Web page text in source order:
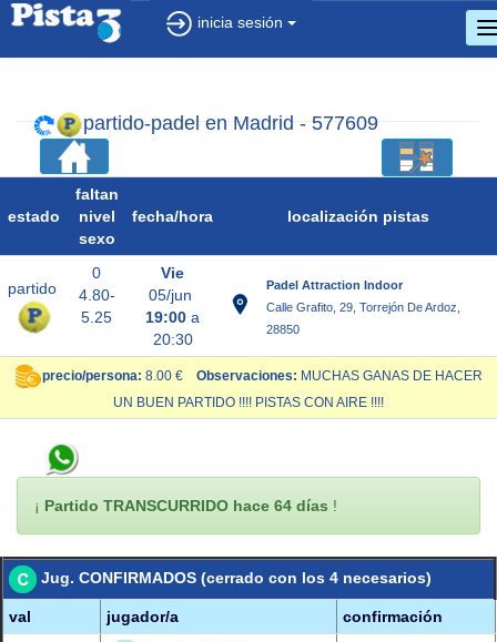
inicia sesión
partido-padel en Madrid - 577609
estado
faltan
nivel
sexo
fecha/hora localización pistas
partido
0
4.80-
5.25
Vie
05/jun
19:00 a
20:30
Padel Attraction Indoor
Calle Grafito, 29, Torrejón De Ardoz,
28850
precio/persona: 8.00 € Observaciones: MUCHAS GANAS DE HACER
UN BUEN PARTIDO !!!! PISTAS CON AIRE !!!!
¡ Partido TRANSCURRIDO hace 64 días !
Jug. CONFIRMADOS (cerrado con los 4 necesarios)
val jugador/a confirmación